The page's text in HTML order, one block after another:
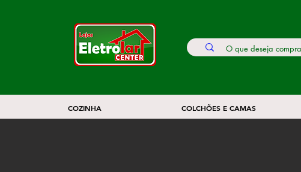
COZINHA COLCHÕES E CAMAS